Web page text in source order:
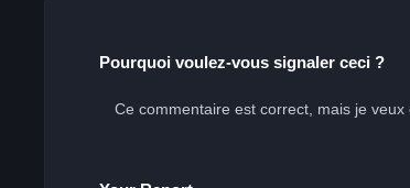
Pourquoi voulez-vous signaler ceci ?